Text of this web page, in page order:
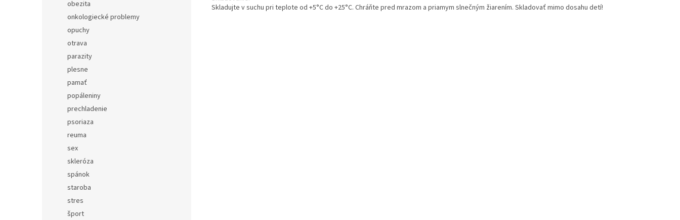
obezita
onkologiecké problemy
opuchy
otrava
parazity
plesne
pamať
popáleniny
prechladenie
psoriaza
reuma
sex
skleróza
spánok
staroba
stres
šport
Skladujte v suchu pri teplote od +5°C do +25°C. Chráňte pred mrazom a priamym slnečným žiarením. Skladovať mimo dosahu detí!